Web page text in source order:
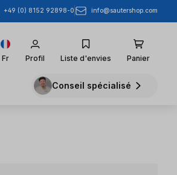
+49 (0) 8152 92898-0 info@sautershop.com
Fr Profil Liste d'envies Panier
Conseil spécialisé